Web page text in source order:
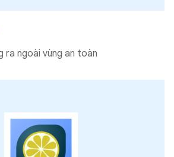
ra ngoài vùng an toàn